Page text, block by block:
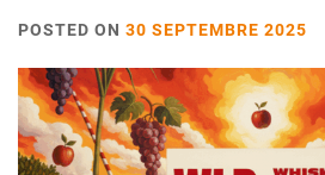
POSTED ON 30 SEPTEMBRE 2025